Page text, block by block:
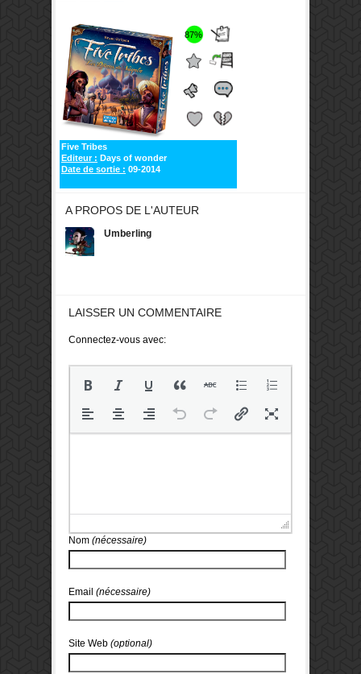
87%
Five Tribes
Editeur : Days of wonder
Date de sortie : 09-2014
A PROPOS DE L'AUTEUR
Umberling
LAISSER UN COMMENTAIRE
Connectez-vous avec:
Nom (nécessaire)
Email (nécessaire)
Site Web (optional)